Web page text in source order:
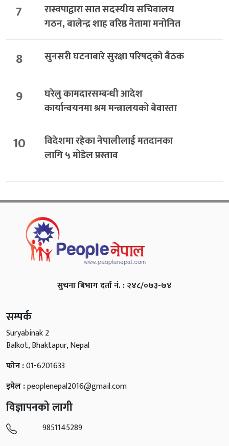
7
रास्वपाद्वारा सात सदस्यीय सचिवालय
गठन, बालेन्द्र शाह वरिष्ठ नेतामा मनोनित
8 सुनसरी घटनाबारे सुरक्षा परिषद्को बैठक
9
घरेलु कामदारसम्बन्धी आदेश
कार्यान्वयनमा श्रम मन्त्रालयको बेवास्ता
10
विदेशमा रहेका नेपालीलाई मतदानका
लागि ५ मोडेल प्रस्ताव
सुचना बिभाग दर्ता नं. : २४८/०७३-७४
सम्पर्क
Suryabinak 2
Balkot, Bhaktapur, Nepal
फोन :01-6201633
इमेल :peoplenepal2016@gmail.com
विज्ञापनको लागी
9851145289